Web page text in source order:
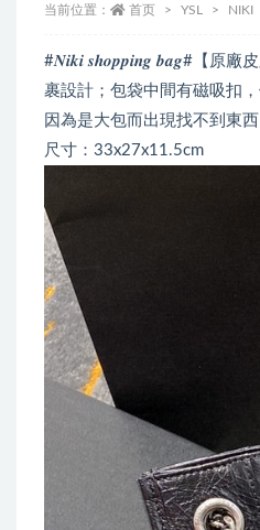
当前位置： 首页 YSL NIKI
#𝑵𝒊𝒌𝒊 𝒔𝒉𝒐𝒑𝒑𝒊𝒏𝒈 𝒃𝒂𝒈#【原
裹設計；包袋中間有磁吸扣
因為是大包而出現找不到東
尺寸：33x27x11.5cm